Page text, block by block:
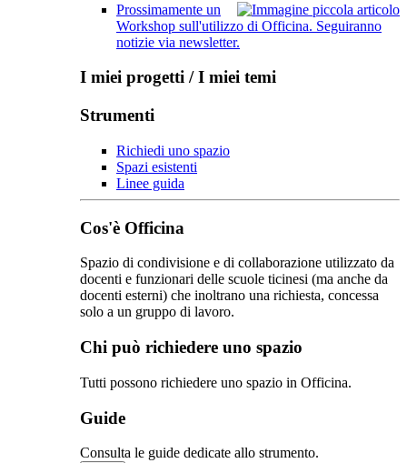
Prossimamente un
Workshop sull'utilizzo di Officina. Seguiranno
notizie via newsletter.
I miei progetti / I miei temi
Strumenti
Richiedi uno spazio
Spazi esistenti
Linee guida
Cos'è Officina
Spazio di condivisione e di collaborazione utilizzato da
docenti e funzionari delle scuole ticinesi (ma anche da
docenti esterni) che inoltrano una richiesta, concessa
solo a un gruppo di lavoro.​
Chi può richiedere uno spazio
Tutti possono richiedere uno spazio in Officina.
Guide
Consulta le guide dedicate allo strumento.